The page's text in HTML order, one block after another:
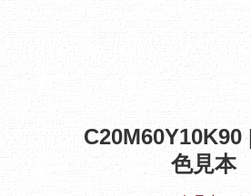
C20M60Y10K90
色見本